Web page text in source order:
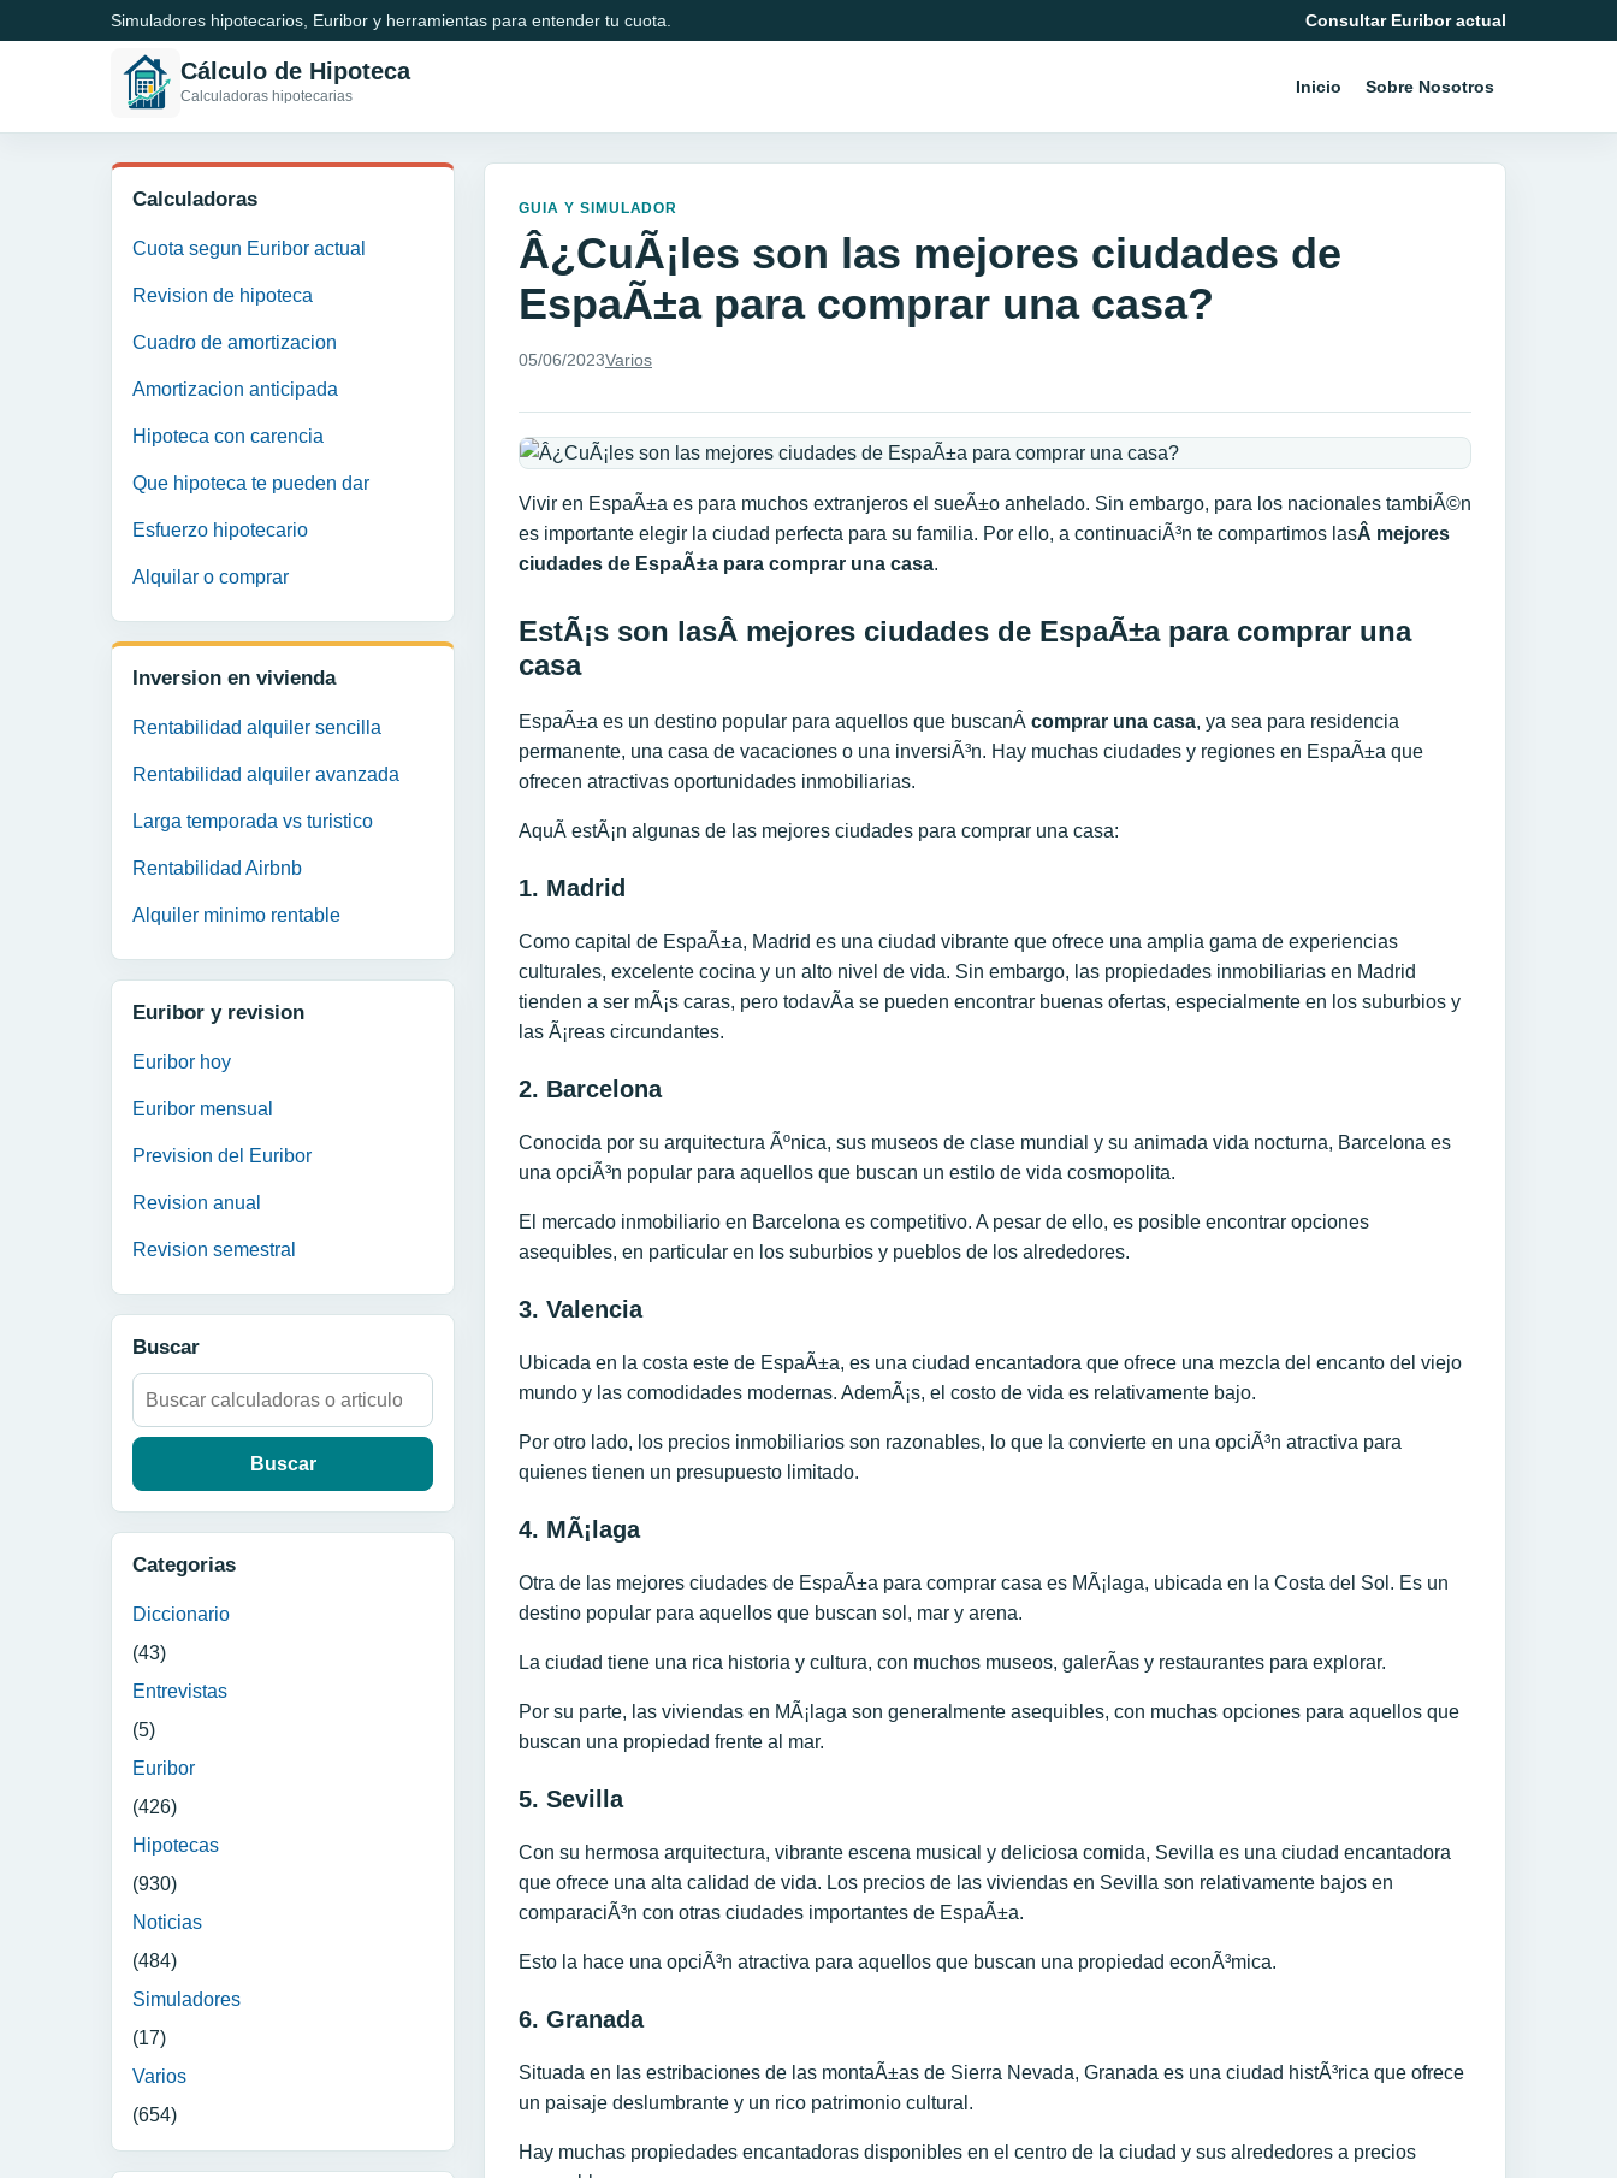
Simuladores hipotecarios, Euribor y herramientas para entender tu cuota. Consultar Euribor actual
Cálculo de Hipoteca
Calculadoras hipotecarias Inicio Sobre Nosotros
Calculadoras
Cuota segun Euribor actual
Revision de hipoteca
Cuadro de amortizacion
Amortizacion anticipada
Hipoteca con carencia
Que hipoteca te pueden dar
Esfuerzo hipotecario
Alquilar o comprar
Inversion en vivienda
Rentabilidad alquiler sencilla
Rentabilidad alquiler avanzada
Larga temporada vs turistico
Rentabilidad Airbnb
Alquiler minimo rentable
Euribor y revision
Euribor hoy
Euribor mensual
Prevision del Euribor
Revision anual
Revision semestral
Buscar
Buscar:
Categorias
Diccionario
(43)
Entrevistas
(5)
Euribor
(426)
Hipotecas
(930)
Noticias
(484)
Simuladores
(17)
Varios
(654)
GUIA Y SIMULADOR
Â¿CuÃ¡les son las mejores ciudades de
EspaÃ±a para comprar una casa?
05/06/2023Varios
Vivir en EspaÃ±a es para muchos extranjeros el sueÃ±o anhelado. Sin embargo, para los nacionales tambiÃ©n
es importante elegir la ciudad perfecta para su familia. Por ello, a continuaciÃ³n te compartimos lasÂ mejores
ciudades de EspaÃ±a para comprar una casa.
EstÃ¡s son lasÂ mejores ciudades de EspaÃ±a para comprar una
casa
EspaÃ±a es un destino popular para aquellos que buscanÂ comprar una casa, ya sea para residencia
permanente, una casa de vacaciones o una inversiÃ³n. Hay muchas ciudades y regiones en EspaÃ±a que
ofrecen atractivas oportunidades inmobiliarias.
AquÃ­ estÃ¡n algunas de las mejores ciudades para comprar una casa:
1. Madrid
Como capital de EspaÃ±a, Madrid es una ciudad vibrante que ofrece una amplia gama de experiencias
culturales, excelente cocina y un alto nivel de vida. Sin embargo, las propiedades inmobiliarias en Madrid
tienden a ser mÃ¡s caras, pero todavÃ­a se pueden encontrar buenas ofertas, especialmente en los suburbios y
las Ã¡reas circundantes.
2. Barcelona
Conocida por su arquitectura Ãºnica, sus museos de clase mundial y su animada vida nocturna, Barcelona es
una opciÃ³n popular para aquellos que buscan un estilo de vida cosmopolita.
El mercado inmobiliario en Barcelona es competitivo. A pesar de ello, es posible encontrar opciones
asequibles, en particular en los suburbios y pueblos de los alrededores.
3. Valencia
Ubicada en la costa este de EspaÃ±a, es una ciudad encantadora que ofrece una mezcla del encanto del viejo
mundo y las comodidades modernas. AdemÃ¡s, el costo de vida es relativamente bajo.
Por otro lado, los precios inmobiliarios son razonables, lo que la convierte en una opciÃ³n atractiva para
quienes tienen un presupuesto limitado.
4. MÃ¡laga
Otra de las mejores ciudades de EspaÃ±a para comprar casa es MÃ¡laga, ubicada en la Costa del Sol. Es un
destino popular para aquellos que buscan sol, mar y arena.
La ciudad tiene una rica historia y cultura, con muchos museos, galerÃ­as y restaurantes para explorar.
Por su parte, las viviendas en MÃ¡laga son generalmente asequibles, con muchas opciones para aquellos que
buscan una propiedad frente al mar.
5. Sevilla
Con su hermosa arquitectura, vibrante escena musical y deliciosa comida, Sevilla es una ciudad encantadora
que ofrece una alta calidad de vida. Los precios de las viviendas en Sevilla son relativamente bajos en
comparaciÃ³n con otras ciudades importantes de EspaÃ±a.
Esto la hace una opciÃ³n atractiva para aquellos que buscan una propiedad econÃ³mica.
6. Granada
Situada en las estribaciones de las montaÃ±as de Sierra Nevada, Granada es una ciudad histÃ³rica que ofrece
un paisaje deslumbrante y un rico patrimonio cultural.
Hay muchas propiedades encantadoras disponibles en el centro de la ciudad y sus alrededores a precios